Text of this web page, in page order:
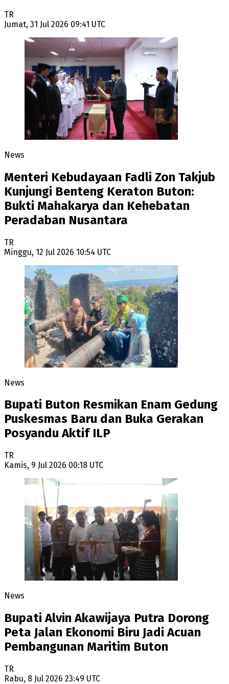
TR
Jumat, 31 Jul 2026 09:41 UTC
News
Menteri Kebudayaan Fadli Zon Takjub
Kunjungi Benteng Keraton Buton:
Bukti Mahakarya dan Kehebatan
Peradaban Nusantara
TR
Minggu, 12 Jul 2026 10:54 UTC
News
Bupati Buton Resmikan Enam Gedung
Puskesmas Baru dan Buka Gerakan
Posyandu Aktif ILP
TR
Kamis, 9 Jul 2026 00:18 UTC
News
Bupati Alvin Akawijaya Putra Dorong
Peta Jalan Ekonomi Biru Jadi Acuan
Pembangunan Maritim Buton
TR
Rabu, 8 Jul 2026 23:49 UTC